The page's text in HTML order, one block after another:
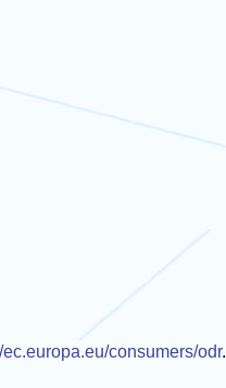
ec.europa.eu/consumers/odr.